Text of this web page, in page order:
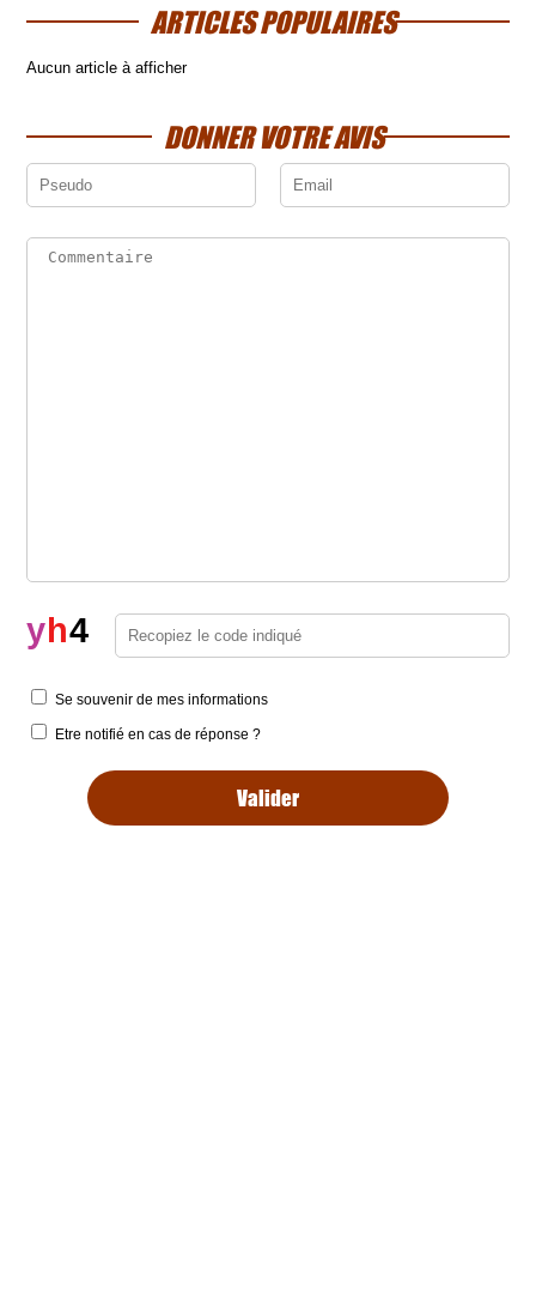
ARTICLES POPULAIRES
Aucun article à afficher
DONNER VOTRE AVIS
yh4
Se souvenir de mes informations
Etre notifié en cas de réponse ?